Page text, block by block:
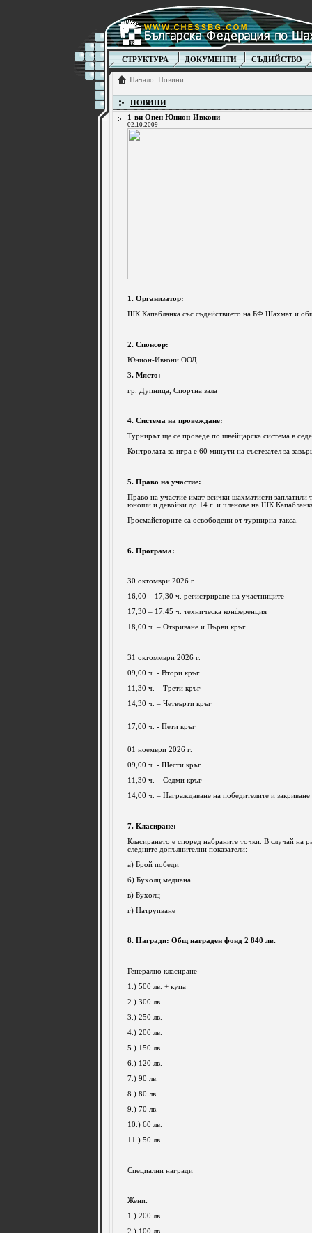
СТРУКТУРА ДОКУМЕНТИ СЪДИЙСТВО
Начало: Новини
НОВИНИ
1-ви Опен Юнион-Ивкони
02.10.2009
1. Организатор:
ШК Капабланка със съдействието на БФ Шахмат и
2. Спонсор:
Юнион-Ивкони ООД
3. Място:
гр. Дупница, Спортна зала
4. Система на провеждане:
Турнирът ще се проведе по швейцарска система в
Контролата за игра е 60 минути на състезател за
5. Право на участие:
Право на участие имат всички шахматисти заплатили
юноши и девойки до 14 г. и членове на ШК
Гросмайсторите са освободени от турнирна такса.
6. Програма:
30 октомври 2026 г.
16,00 – 17,30 ч. регистриране на участниците
17,30 – 17,45 ч. техническа конференция
18,00 ч. – Откриване и Първи кръг
31 октоммври 2026 г.
09,00 ч. - Втори кръг
11,30 ч. – Трети кръг
14,30 ч. – Четвърти кръг
17,00 ч. - Пети кръг
01 ноември 2026 г.
09,00 ч. - Шести кръг
11,30 ч. – Седми кръг
14,00 ч. – Награждаване на победителите и закриване
7. Класиране:
Класирането е според набраните точки. В случай на
следните допълнителни показатели:
а) Брой победи
б) Бухолц медиана
в) Бухолц
г) Натрупване
8. Награди: Общ награден фонд 2 840 лв.
Генерално класиране
1.) 500 лв. + купа
2.) 300 лв.
3.) 250 лв.
4.) 200 лв.
5.) 150 лв.
6.) 120 лв.
7.) 90 лв.
8.) 80 лв.
9.) 70 лв.
10.) 60 лв.
11.) 50 лв.
Специални награди
Жени:
1.) 200 лв.
2.) 100 лв.